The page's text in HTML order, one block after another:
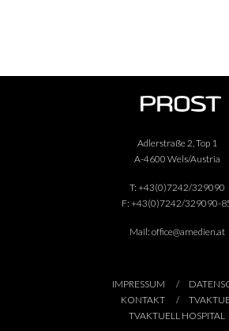
Adlerstraße 2, Top 1
A-4600 Wels/Austria
T: +43(0)7242/329090
F: +43(0)7242/329090-
Mail: office@amedien.at
IMPRESSUM
KONTAKT
TVAKTUELL HOSPITAL